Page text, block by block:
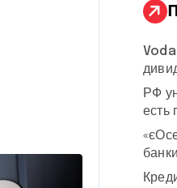
:
РФ
есть